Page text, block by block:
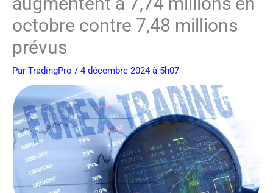
octobre contre 7,48 millions
prévus
Par TradingPro / 4 décembre 2024 à 5h07